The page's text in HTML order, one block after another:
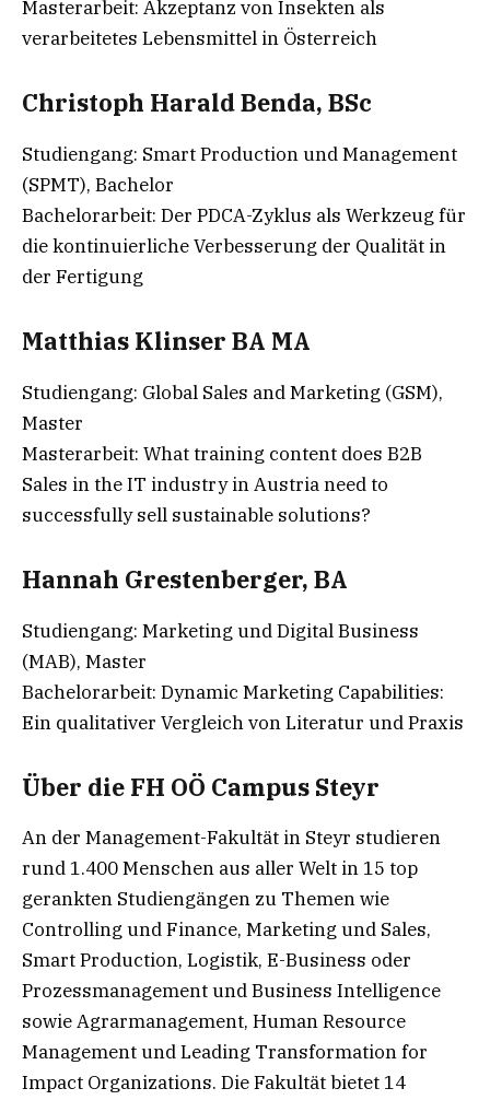
Masterarbeit: Akzeptanz von Insekten als
verarbeitetes Lebensmittel in Österreich
Christoph Harald Benda, BSc
Studiengang: Smart Production und Management
(SPMT), Bachelor
Bachelorarbeit: Der PDCA-Zyklus als Werkzeug für
die kontinuierliche Verbesserung der Qualität in
der Fertigung
Matthias Klinser BA MA
Studiengang: Global Sales and Marketing (GSM),
Master
Masterarbeit: What training content does B2B
Sales in the IT industry in Austria need to
successfully sell sustainable solutions?
Hannah Grestenberger, BA
Studiengang: Marketing und Digital Business
(MAB), Master
Bachelorarbeit: Dynamic Marketing Capabilities:
Ein qualitativer Vergleich von Literatur und Praxis
Über die FH OÖ Campus Steyr
An der Management-Fakultät in Steyr studieren
rund 1.400 Menschen aus aller Welt in 15 top
gerankten Studiengängen zu Themen wie
Controlling und Finance, Marketing und Sales,
Smart Production, Logistik, E-Business oder
Prozessmanagement und Business Intelligence
sowie Agrarmanagement, Human Resource
Management und Leading Transformation for
Impact Organizations. Die Fakultät bietet 14